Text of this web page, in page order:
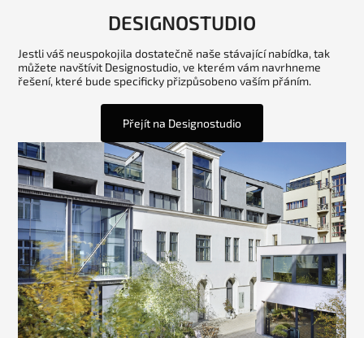
DESIGNOSTUDIO
Jestli váš neuspokojila dostatečně naše stávající nabídka, tak
můžete navštívit Designostudio, ve kterém vám navrhneme
řešení, které bude specificky přizpůsobeno vaším přáním.
Přejít na Designostudio